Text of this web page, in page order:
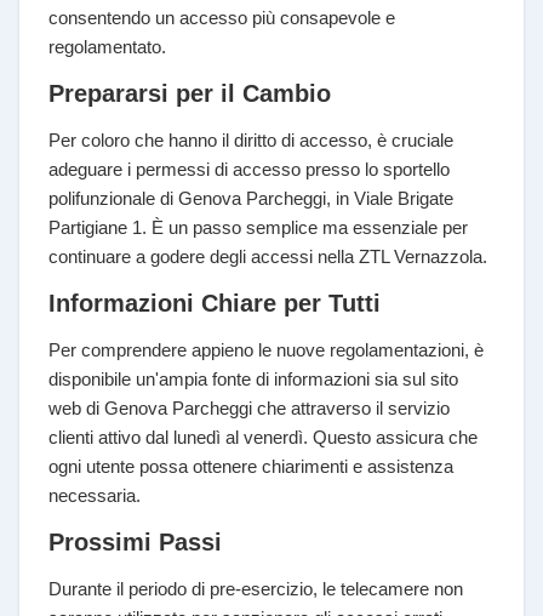
consentendo un accesso più consapevole e
regolamentato.
Prepararsi per il Cambio
Per coloro che hanno il diritto di accesso, è cruciale
adeguare i permessi di accesso presso lo sportello
polifunzionale di Genova Parcheggi, in Viale Brigate
Partigiane 1. È un passo semplice ma essenziale per
continuare a godere degli accessi nella ZTL Vernazzola.
Informazioni Chiare per Tutti
Per comprendere appieno le nuove regolamentazioni, è
disponibile un'ampia fonte di informazioni sia sul sito
web di Genova Parcheggi che attraverso il servizio
clienti attivo dal lunedì al venerdì. Questo assicura che
ogni utente possa ottenere chiarimenti e assistenza
necessaria.
Prossimi Passi
Durante il periodo di pre-esercizio, le telecamere non